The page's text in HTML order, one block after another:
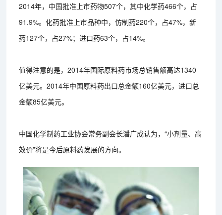
2014年，中国批准上市药物507个，其中化学药466个，占
91.9%。化药批准上市品种中，仿制药220个，占47%，新
药127个，占27%；进口药63个，占14%。
值得注意的是，2014年国际原料药市场总销售额高达1340
亿美元。2014年中国原料药出口总金额160亿美元，进口总
金额85亿美元。
中国化学制药工业协会常务副会长潘广成认为，“小剂量、高
效价”将是今后原料药发展的方向。